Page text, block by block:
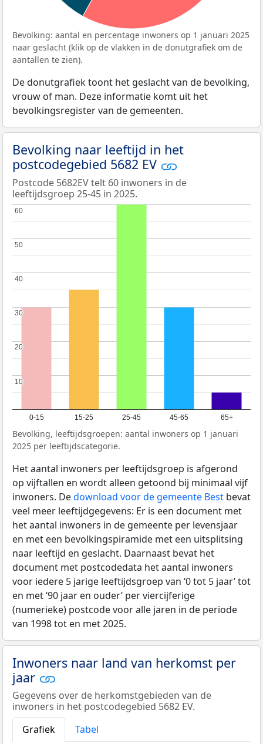
Bevolking: aantal en percentage inwoners op 1 januari 2025
naar geslacht (klik op de vlakken in de donutgrafiek om de
aantallen te zien).
De donutgrafiek toont het geslacht van de bevolking,
vrouw of man. Deze informatie komt uit het
bevolkingsregister van de gemeenten.
Bevolking naar leeftijd in het
postcodegebied 5682 EV
Postcode 5682EV telt 60 inwoners in de
leeftijdsgroep 25-45 in 2025.
0-15 15-25 25-45 45-65 65+
10
10
20
20
30
30
40
40
50
50
60
60
Bevolking, leeftijdsgroepen: aantal inwoners op 1 januari
2025 per leeftijdscategorie.
Het aantal inwoners per leeftijdsgroep is afgerond
op vijftallen en wordt alleen getoond bij minimaal vijf
inwoners. Dedownload voor de gemeente Best bevat
veel meer leeftijdgegevens: Er is een document met
het aantal inwoners in de gemeente per levensjaar
en met een bevolkingspiramide met een uitsplitsing
naar leeftijd en geslacht. Daarnaast bevat het
document met postcodedata het aantal inwoners
voor iedere 5 jarige leeftijdsgroep van ‘0 tot 5 jaar’ tot
en met ‘90 jaar en ouder’ per viercijferige
(numerieke) postcode voor alle jaren in de periode
van 1998 tot en met 2025.
Inwoners naar land van herkomst per
jaar
Gegevens over de herkomstgebieden van de
inwoners in het postcodegebied 5682 EV.
Grafiek
Tabel